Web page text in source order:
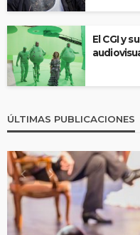
El CGI y
ÚLTIMAS PUBLICACIONES